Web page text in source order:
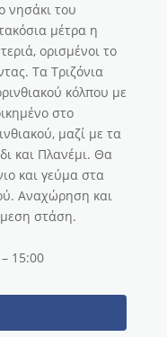
νησάκι του
μέτρα η
ορισμένοι το
Τα Τριζόνια
κόλπου με
στο
μαζί με τα
και Πλανέμι. Θα
και γεύμα στα
Αναχώρηση και
στάση.
15:00